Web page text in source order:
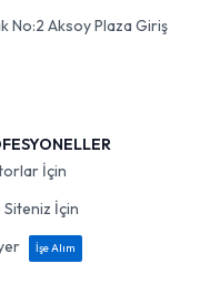
No:2 Aksoy Plaza Giriş
İçin
Siteniz İçin
İşe Alım